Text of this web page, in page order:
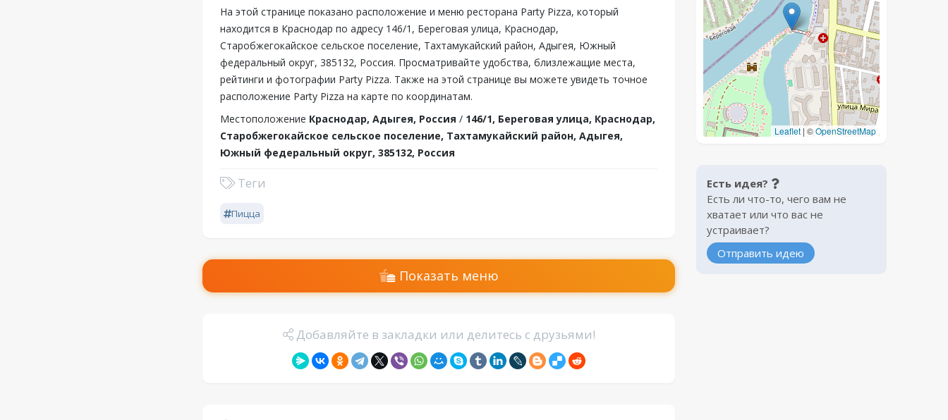
На этой странице показано расположение и меню ресторана Party Pizza, который
находится в Краснодар по адресу 146/1, Береговая улица, Краснодар,
Старобжегокайское сельское поселение, Тахтамукайский район, Адыгея, Южный
федеральный округ, 385132, Россия. Просматривайте удобства, близлежащие места,
рейтинги и фотографии Party Pizza. Также на этой странице вы можете увидеть точное
расположение Party Pizza на карте по координатам.
Местоположение Краснодар, Адыгея, Россия / 146/1, Береговая улица, Краснодар,
Старобжегокайское сельское поселение, Тахтамукайский район, Адыгея,
Южный федеральный округ, 385132, Россия
Теги
Пицца
Показать меню
Добавляйте в закладки или делитесь с друзьями!
Leaflet | ©OpenStreetMap
Есть идея?
Есть ли что-то, чего вам не
хватает или что вас не
устраивает?
Отправить идею